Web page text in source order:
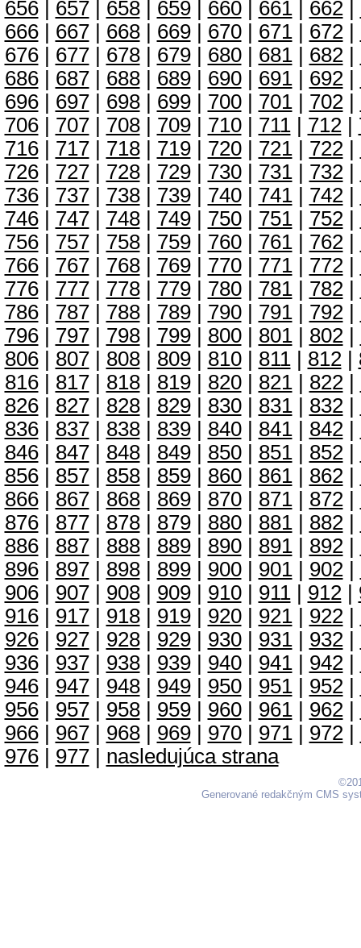
656| 657| 658| 659| 660| 661| 662|
666| 667| 668| 669| 670| 671| 672|
676| 677| 678| 679| 680| 681| 682|
686| 687| 688| 689| 690| 691| 692|
696| 697| 698| 699| 700| 701| 702|
706| 707| 708| 709| 710| 711| 712|
716| 717| 718| 719| 720| 721| 722|
726| 727| 728| 729| 730| 731| 732|
736| 737| 738| 739| 740| 741| 742|
746| 747| 748| 749| 750| 751| 752|
756| 757| 758| 759| 760| 761| 762|
766| 767| 768| 769| 770| 771| 772|
776| 777| 778| 779| 780| 781| 782|
786| 787| 788| 789| 790| 791| 792|
796| 797| 798| 799| 800| 801| 802|
806| 807| 808| 809| 810| 811| 812|
816| 817| 818| 819| 820| 821| 822|
826| 827| 828| 829| 830| 831| 832|
836| 837| 838| 839| 840| 841| 842|
846| 847| 848| 849| 850| 851| 852|
856| 857| 858| 859| 860| 861| 862|
866| 867| 868| 869| 870| 871| 872|
876| 877| 878| 879| 880| 881| 882|
886| 887| 888| 889| 890| 891| 892|
896| 897| 898| 899| 900| 901| 902|
906| 907| 908| 909| 910| 911| 912|
916| 917| 918| 919| 920| 921| 922|
926| 927| 928| 929| 930| 931| 932|
936| 937| 938| 939| 940| 941| 942|
946| 947| 948| 949| 950| 951| 952|
956| 957| 958| 959| 960| 961| 962|
966| 967| 968| 969| 970| 971| 972|
976| 977| nasledujúca strana
Generované redakčným CMS